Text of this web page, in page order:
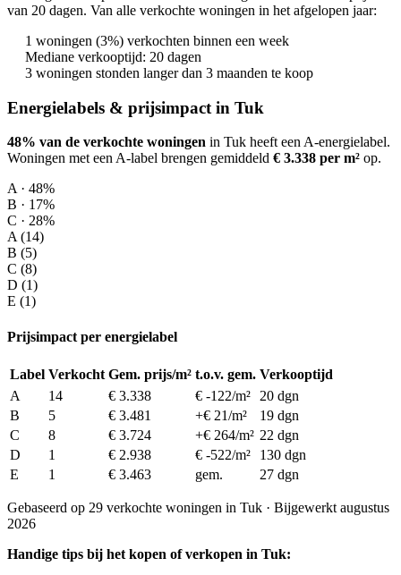
van 20 dagen. Van alle verkochte woningen in het afgelopen jaar:
1 woningen (3%) verkochten binnen een week
Mediane verkooptijd: 20 dagen
3 woningen stonden langer dan 3 maanden te koop
Energielabels & prijsimpact in Tuk
48% van de verkochte woningen in Tuk heeft een A-energielabel.
Woningen met een A-label brengen gemiddeld € 3.338 per m² op.
A · 48%
B · 17%
C · 28%
A (14)
B (5)
C (8)
D (1)
E (1)
Prijsimpact per energielabel
Label Verkocht Gem. prijs/m² t.o.v. gem. Verkooptijd
A
14 € 3.338 € -122/m²
20 dgn
B
5 € 3.481 +€ 21/m²
19 dgn
C
8 € 3.724 +€ 264/m² 22 dgn
D
1 € 2.938 € -522/m²
130 dgn
E
1 € 3.463 gem. 27 dgn
Gebaseerd op 29 verkochte woningen in Tuk · Bijgewerkt augustus
2026
Handige tips bij het kopen of verkopen in Tuk: